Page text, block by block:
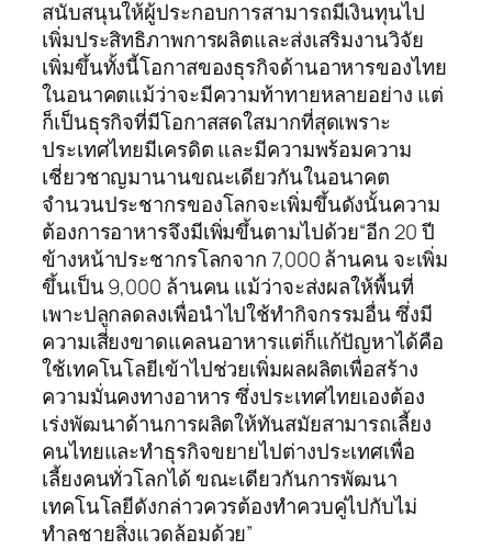
สนับสนุนให้ผู้ประกอบการสามารถมีเงินทุนไป
เพิ่มประสิทธิภาพการผลิตและส่งเสริมงานวิจัย
เพิ่มขึ้นทั้งนี้โอกาสของธุรกิจด้านอาหารของไทย
ในอนาคตแม้ว่าจะมีความท้าทายหลายอย่าง แต่
ก็เป็นธุรกิจที่มีโอกาสสดใสมากที่สุดเพราะ
ประเทศไทยมีเครดิต และมีความพร้อมความ
เชี่ยวชาญมานานขณะเดียวกันในอนาคต
จำนวนประชากรของโลกจะเพิ่มขึ้นดังนั้นความ
ต้องการอาหารจึงมีเพิ่มขึ้นตามไปด้วย“อีก 20 ปี
ข้างหน้าประชากรโลกจาก 7,000 ล้านคน จะเพิ่ม
ขึ้นเป็น 9,000 ล้านคน แม้ว่าจะส่งผลให้พื้นที่
เพาะปลูกลดลงเพื่อนำไปใช้ทำกิจกรรมอื่น ซึ่งมี
ความเสี่ยงขาดแคลนอาหารแต่ก็แก้ปัญหาได้คือ
ใช้เทคโนโลยีเข้าไปช่วยเพิ่มผลผลิตเพื่อสร้าง
ความมั่นคงทางอาหาร ซึ่งประเทศไทยเองต้อง
เร่งพัฒนาด้านการผลิตให้ทันสมัยสามารถเลี้ยง
คนไทยและทำธุรกิจขยายไปต่างประเทศเพื่อ
เลี้ยงคนทั่วโลกได้ ขณะเดียวกันการพัฒนา
เทคโนโลยีดังกล่าวควรต้องทำควบคู่ไปกับไม่
ทำลชายสิ่งแวดล้อมด้วย”